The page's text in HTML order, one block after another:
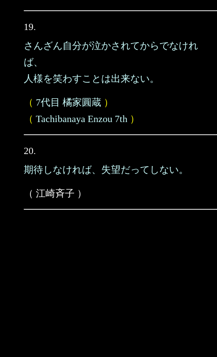
19.
さんざん自分が泣かされてからでなけれ
ば、
人様を笑わすことは出来ない。
（ 7代目 橘家圓蔵 ）
（ Tachibanaya Enzou 7th ）
20.
期待しなければ、失望だってしない。
（ 江崎斉子 ）